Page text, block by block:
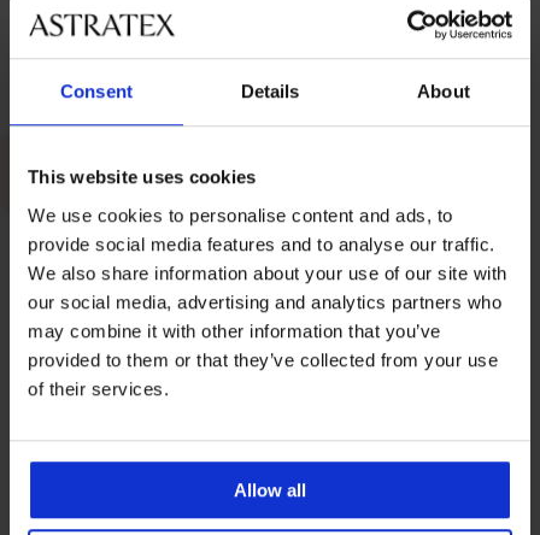
Consent Details About
This website uses cookies
We use cookies to personalise content and ads, to
provide social media features and to analyse our traffic.
We also share information about your use of our site with
our social media, advertising and analytics partners who
may combine it with other information that you’ve
provided to them or that they’ve collected from your use
of their services.
Allow all
От Astratex
Носите ли правилния размер сутиен?
РЕДАКТОР
Karolína Marvánková -
Редактор